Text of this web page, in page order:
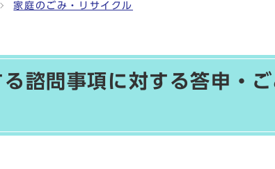
家庭のごみ・リサイクル
諮問事項に対する答申・